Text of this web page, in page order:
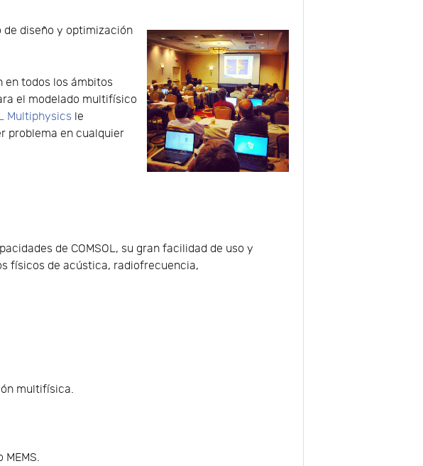
diseño y optimización
en todos los ámbitos
el modelado multifísico
Multiphysics le
problema en cualquier
de COMSOL, su gran facilidad de uso y
físicos de acústica, radiofrecuencia,
multifísica.